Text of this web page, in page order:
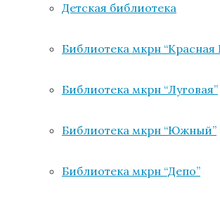
Детская библиотека
Библиотека мкрн “Красная
Библиотека мкрн “Луговая”
Библиотека мкрн “Южный”
Библиотека мкрн “Депо”